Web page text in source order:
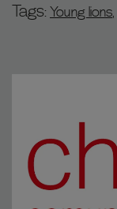
Tags: Young lions,